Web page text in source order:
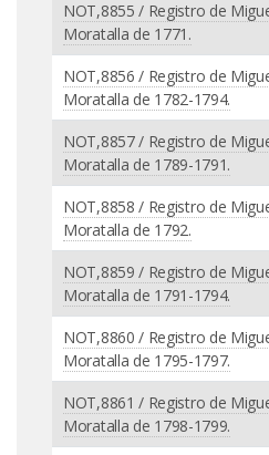
NOT,8855 / Registro de
Moratalla de 1771.
NOT,8856 / Registro de
Moratalla de 1782-1794.
NOT,8857 / Registro de
Moratalla de 1789-1791.
NOT,8858 / Registro de
Moratalla de 1792.
NOT,8859 / Registro de
Moratalla de 1791-1794.
NOT,8860 / Registro de
Moratalla de 1795-1797.
NOT,8861 / Registro de
Moratalla de 1798-1799.